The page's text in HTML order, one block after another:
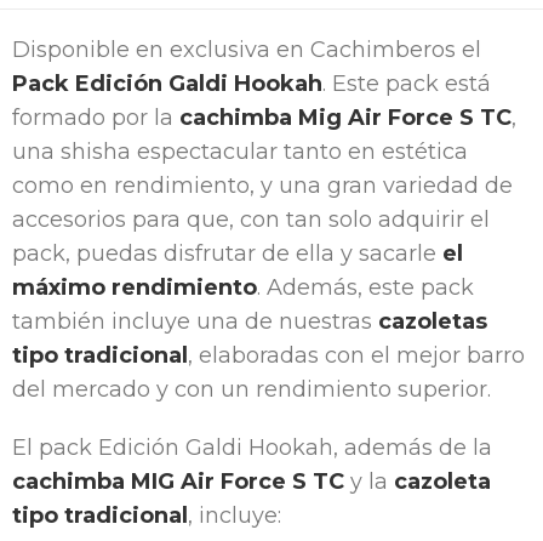
Disponible en exclusiva en Cachimberos el
Pack Edición Galdi Hookah. Este pack está
formado por la cachimba Mig Air Force S TC,
una shisha espectacular tanto en estética
como en rendimiento, y una gran variedad de
accesorios para que, con tan solo adquirir el
pack, puedas disfrutar de ella y sacarle el
máximo rendimiento. Además, este pack
también incluye una de nuestras cazoletas
tipo tradicional , elaboradas con el mejor barro
del mercado y con un rendimiento superior.
El pack Edición Galdi Hookah, además de la
cachimba MIG Air Force S TC y la cazoleta
tipo tradicional , incluye: